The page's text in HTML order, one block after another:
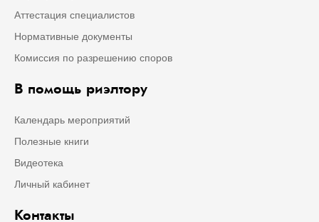
Аттестация специалистов
Нормативные документы
Комиссия по разрешению споров
В помощь риэлтору
Календарь мероприятий
Полезные книги
Видеотека
Личный кабинет
Контакты